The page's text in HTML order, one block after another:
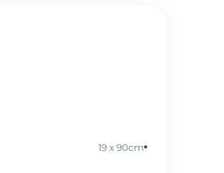
19 x 90cm